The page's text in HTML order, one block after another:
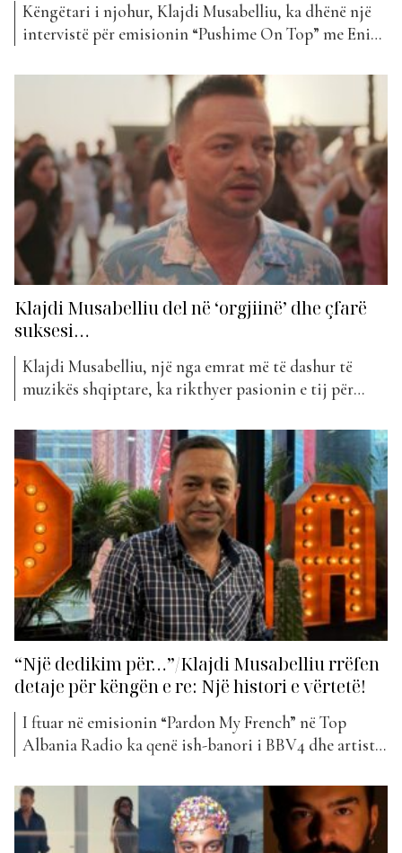
Këngëtari i njohur, Klajdi Musabelliu, ka dhënë një
intervistë për emisionin “Pushime On Top” me Eni
më e famshme në Shqipëri, “Big Brother VIP 4”. Ish-
banori u shpreh se u rikthye në ekran, në skenë dhe
në vëmendjen e publikut. Ai...
Klajdi Musabelliu del në ‘orgjiinë’ dhe çfarë
suksesi…
Klajdi Musabelliu, një nga emrat më të dashur të
muzikës shqiptare, ka rikthyer pasionin e tij për
Ky projekt i ri vjen pas një periudhe të shkëputur nga
skena muzikore dhe pas pjesëmarrjes së tij në
edicionin e katërt të “Big Brother...
“Një dedikim për…”/Klajdi Musabelliu rrëfen
detaje për këngën e re: Një histori e vërtetë!
I ftuar në emisionin “Pardon My French” në Top
Albania Radio ka qenë ish-banori i BBV4 dhe artisti
rrëfyer më shumë detaje në lidhje me projektin e tij
më të ri që është publikuar së fundmi dhe ka treguar
më shumë rreth krijimtarisë...